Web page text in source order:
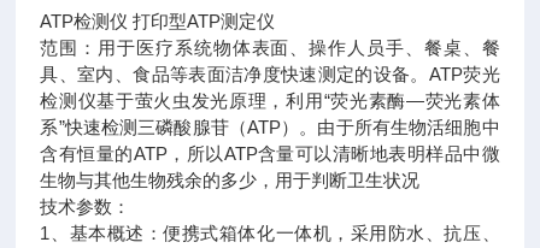
ATP检测仪 打印型ATP测定仪
范围：用于医疗系统物体表面、操作人员手、餐桌、餐
具、室内、食品等表面洁净度快速测定的设备。ATP荧光
检测仪基于萤火虫发光原理，利用“荧光素酶—荧光素体
系”快速检测三磷酸腺苷（ATP）。由于所有生物活细胞中
含有恒量的ATP，所以ATP含量可以清晰地表明样品中微
生物与其他生物残余的多少，用于判断卫生状况
技术参数：
1、基本概述：便携式箱体化一体机，采用防水、抗压、